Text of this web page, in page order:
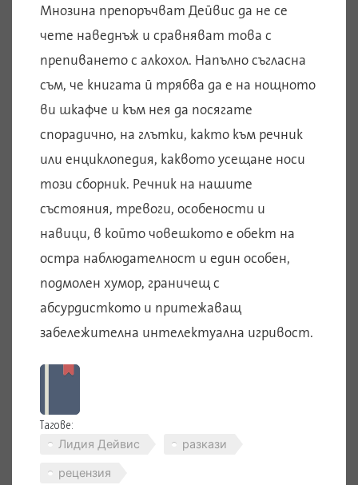
Мнозина препоръчват Дейвис да не се
чете наведнъж и сравняват това с
препиването с алкохол. Напълно съгласна
съм, че книгата й трябва да е на нощното
ви шкафче и към нея да посягате
спорадично, на глътки, както към речник
или енциклопедия, каквото усещане носи
този сборник. Речник на нашите
състояния, тревоги, особености и
навици, в който човешкото е обект на
остра наблюдателност и един особен,
подмолен хумор, граничещ с
абсурдисткото и притежаващ
забележителна интелектуална игривост.
Тагове:
Лидия Дейвис разкази
рецензия